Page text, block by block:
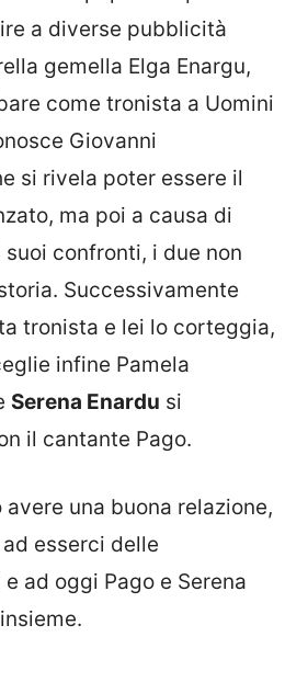
a diverse pubblicità
gemella Elga Enargu,
come tronista a Uomini
Giovanni
si rivela poter essere il
ma poi a causa di
confronti, i due non
Successivamente
tronista e lei lo corteggia,
infine Pamela
Serena Enardu si
il cantante Pago.
avere una buona relazione,
esserci delle
ad oggi Pago e Serena